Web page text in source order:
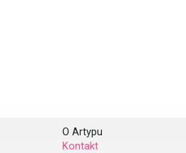
O Artypu
Kontakt